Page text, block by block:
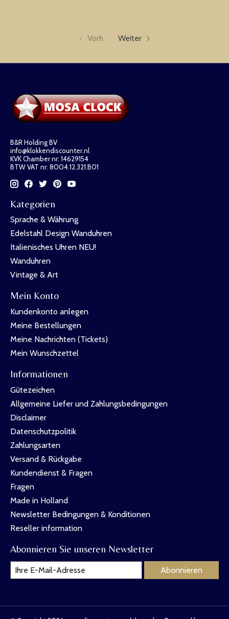
Vorh. Weiter
B&R Holding BV
info@klokkendiscounter.nl
KVK Chamber nr: 14629154
BTW VAT nr: 8004.12.321.B01
Kategorien
Sprache & Währung
Edelstahl Design Wanduhren
Italienisches Uhren NEU!
Wanduhren
Vintage & Art
Mein Konto
Kundenkonto anlegen
Meine Bestellungen
Meine Nachrichten (Tickets)
Mein Wunschzettel
Informationen
Gütezeichen
Allgemeine Liefer und Zahlungsbedingungen
Disclaimer
Datenschutzpolitik
Zahlungsarten
Versand & Rückgabe
Kundendienst & Fragen
Fragen
Made in Holland
Newsletter Bedingungen & Konditionen
Reseller information
Abonnieren Sie unseren Newsletter
Abonnieren